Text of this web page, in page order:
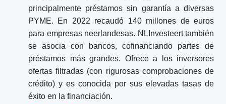
principalmente préstamos sin garantía a diversas
PYME. En 2022 recaudó 140 millones de euros
para empresas neerlandesas. NLInvesteert también
se asocia con bancos, cofinanciando partes de
préstamos más grandes. Ofrece a los inversores
ofertas filtradas (con rigurosas comprobaciones de
crédito) y es conocida por sus elevadas tasas de
éxito en la financiación.